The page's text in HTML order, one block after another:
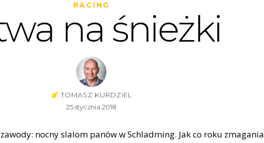
RACING
na śnieżki
TOMASZ KURDZIEL
25 stycznia 2018
nocny slalom panów w Schladming. Jak co roku zmagania